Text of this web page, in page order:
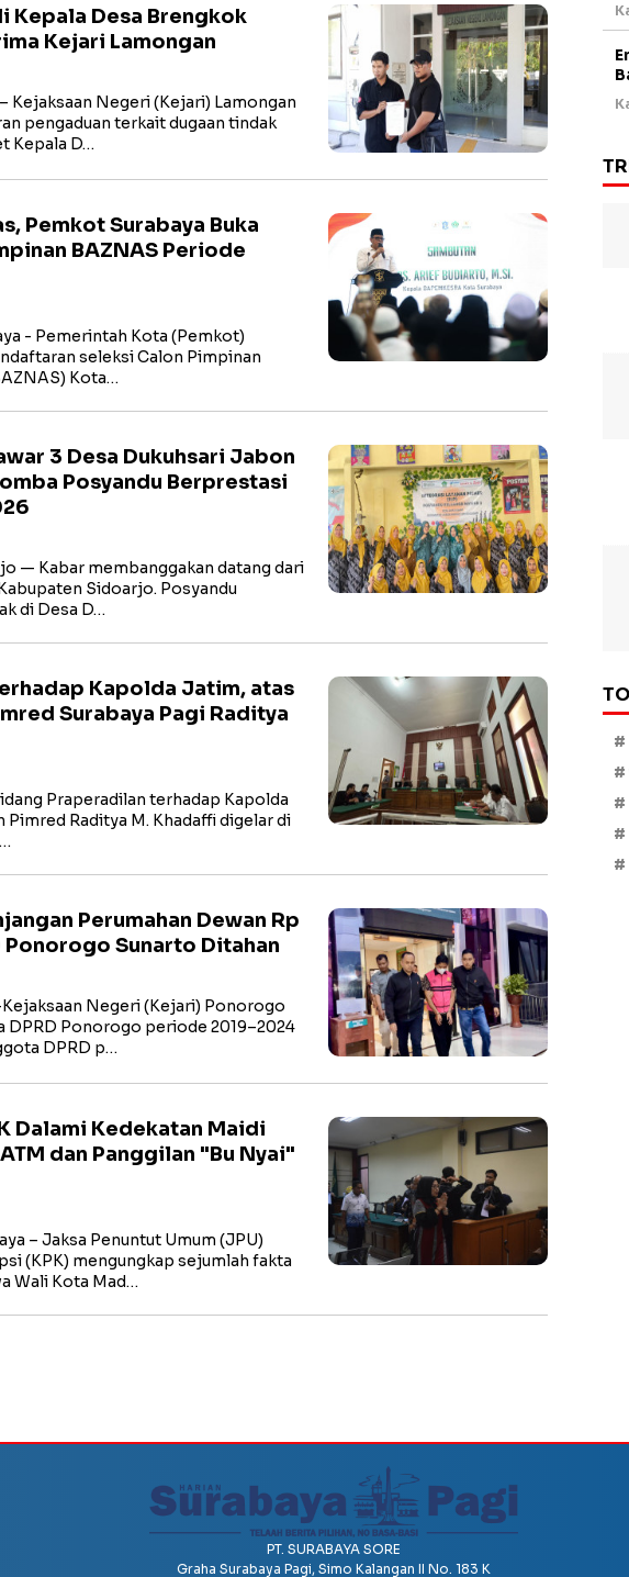
Kepala Desa Brengkok
Kejari Lamongan
Kejaksaan Negeri (Kejari) Lamongan
pengaduan terkait dugaan tindak
Kepala D…
Pemkot Surabaya Buka
BAZNAS Periode
- Pemerintah Kota (Pemkot)
seleksi Calon Pimpinan
Kota…
3 Desa Dukuhsari Jabon
Posyandu Berprestasi
— Kabar membanggakan datang dari
Sidoarjo. Posyandu
di Desa D…
Kapolda Jatim, atas
Surabaya Pagi Raditya
Praperadilan terhadap Kapolda
Pimred Raditya M. Khadaffi digelar di
Perumahan Dewan Rp
Ponorogo Sunarto Ditahan
Negeri (Kejari) Ponorogo
DPRD Ponorogo periode 2019–2024
DPRD p…
Dalami Kedekatan Maidi
dan Panggilan "Bu Nyai"
– Jaksa Penuntut Umum (JPU)
(KPK) mengungkap sejumlah fakta
Wali Kota Mad…
PT. SURABAYA SORE
Graha Surabaya Pagi, Simo Kalangan II No. 183 K